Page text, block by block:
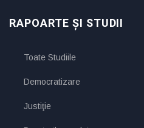
RAPOARTE ȘI STUDII
Toate Studiile
Democratizare
Justiţie